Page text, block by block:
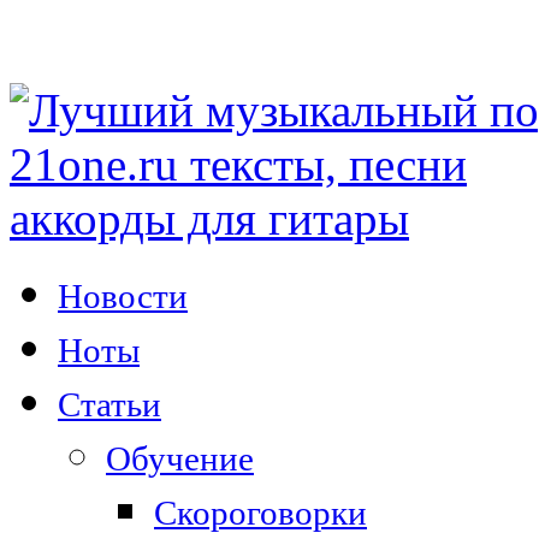
Новости
Ноты
Статьи
Обучение
Скороговорки